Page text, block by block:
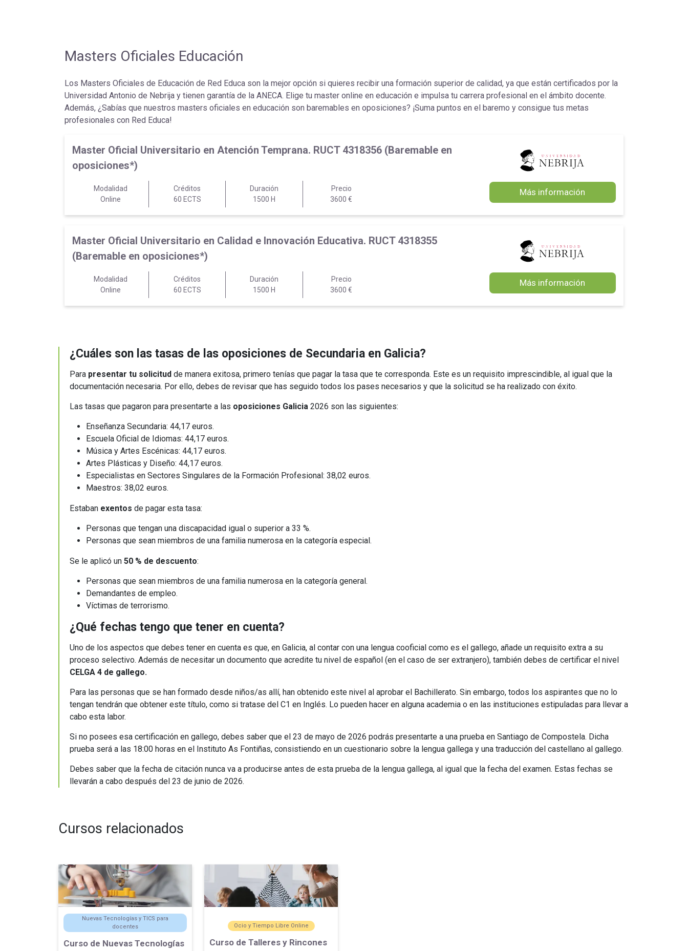
Masters Oficiales Educación
Los Masters Oficiales de Educación de Red Educa son la mejor opción si quieres recibir una formación superior de calidad, ya que están certificados por la
Universidad Antonio de Nebrija y tienen garantía de la ANECA. Elige tu master online en educación e impulsa tu carrera profesional en el ámbito docente.
Además, ¿Sabías que nuestros masters oficiales en educación son baremables en oposiciones? ¡Suma puntos en el baremo y consigue tus metas
profesionales con Red Educa!
Master Oficial Universitario en Atención Temprana. RUCT 4318356 (Baremable en
oposiciones*)
Modalidad
Online
Créditos
60 ECTS
Duración
1500 H
Precio
3600 €
Más información
Master Oficial Universitario en Calidad e Innovación Educativa. RUCT 4318355
(Baremable en oposiciones*)
Modalidad
Online
Créditos
60 ECTS
Duración
1500 H
Precio
3600 €
Más información
¿Cuáles son las tasas de las oposiciones de Secundaria en Galicia?
Para presentar tu solicitud de manera exitosa, primero tenías que pagar la tasa que te corresponda. Este es un requisito imprescindible, al igual que la
documentación necesaria. Por ello, debes de revisar que has seguido todos los pases necesarios y que la solicitud se ha realizado con éxito.
Las tasas que pagaron para presentarte a las oposiciones Galicia 2026 son las siguientes:
Enseñanza Secundaria: 44,17 euros.
Escuela Oficial de Idiomas: 44,17 euros.
Música y Artes Escénicas: 44,17 euros.
Artes Plásticas y Diseño: 44,17 euros.
Especialistas en Sectores Singulares de la Formación Profesional: 38,02 euros.
Maestros: 38,02 euros.
Estaban exentos de pagar esta tasa:
Personas que tengan una discapacidad igual o superior a 33 %.
Personas que sean miembros de una familia numerosa en la categoría especial.
Se le aplicó un 50 % de descuento:
Personas que sean miembros de una familia numerosa en la categoría general.
Demandantes de empleo.
Víctimas de terrorismo.
¿Qué fechas tengo que tener en cuenta?
Uno de los aspectos que debes tener en cuenta es que, en Galicia, al contar con una lengua cooficial como es el gallego, añade un requisito extra a su
proceso selectivo. Además de necesitar un documento que acredite tu nivel de español (en el caso de ser extranjero), también debes de certificar el nivel
CELGA 4 de gallego.
Para las personas que se han formado desde niños/as allí, han obtenido este nivel al aprobar el Bachillerato. Sin embargo, todos los aspirantes que no lo
tengan tendrán que obtener este título, como si tratase del C1 en Inglés. Lo pueden hacer en alguna academia o en las instituciones estipuladas para llevar a
cabo esta labor.
Si no posees esa certificación en gallego, debes saber que el 23 de mayo de 2026 podrás presentarte a una prueba en Santiago de Compostela. Dicha
prueba será a las 18:00 horas en el Instituto As Fontiñas, consistiendo en un cuestionario sobre la lengua gallega y una traducción del castellano al gallego.
Debes saber que la fecha de citación nunca va a producirse antes de esta prueba de la lengua gallega, al igual que la fecha del examen. Estas fechas se
llevarán a cabo después del 23 de junio de 2026.
Cursos relacionados
Nuevas Tecnologías y TICS para
docentes
Curso de Nuevas Tecnologías
Ocio y Tiempo Libre Online
Curso de Talleres y Rincones